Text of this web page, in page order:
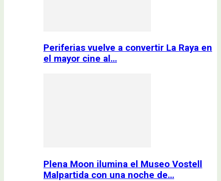
Periferias vuelve a convertir La Raya en
el mayor cine al…
Plena Moon ilumina el Museo Vostell
Malpartida con una noche de…